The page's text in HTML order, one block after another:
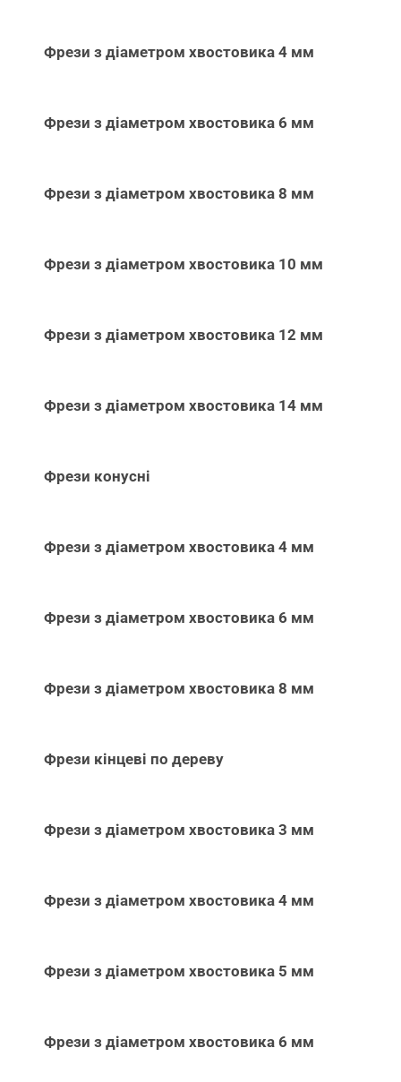
Фрези з діаметром хвостовика 4 мм
Фрези з діаметром хвостовика 6 мм
Фрези з діаметром хвостовика 8 мм
Фрези з діаметром хвостовика 10 мм
Фрези з діаметром хвостовика 12 мм
Фрези з діаметром хвостовика 14 мм
Фрези конусні
Фрези з діаметром хвостовика 4 мм
Фрези з діаметром хвостовика 6 мм
Фрези з діаметром хвостовика 8 мм
Фрези кінцеві по дереву
Фрези з діаметром хвостовика 3 мм
Фрези з діаметром хвостовика 4 мм
Фрези з діаметром хвостовика 5 мм
Фрези з діаметром хвостовика 6 мм